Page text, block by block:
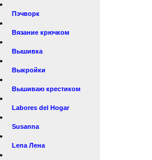
Пэчворк
Вязание крючком
Вышивка
Выкройки
Вышиваю крестиком
Labores del Hogar
Susanna
Lena Лена